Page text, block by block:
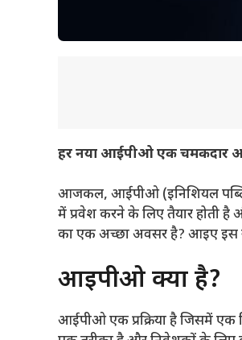
हर नया आईपीओ एक चमकदार
आजकल, आईपीओ (इनिशियल
में प्रवेश करने के लिए तैयार होती
का एक अच्छा अवसर है? आइए इस
आईपीओ क्या है?
आईपीओ एक प्रक्रिया है जिसमें एक